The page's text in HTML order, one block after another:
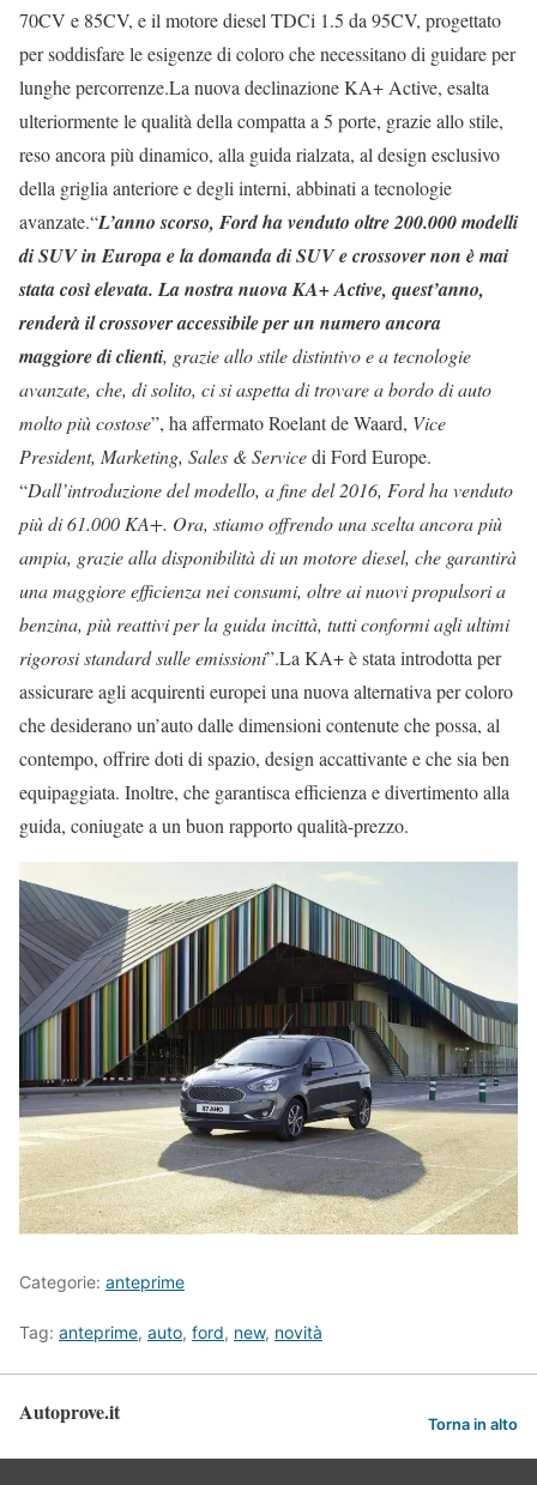
70CV e 85CV, e il motore diesel TDCi 1.5 da 95CV, progettato
per soddisfare le esigenze di coloro che necessitano di guidare per
lunghe percorrenze.La nuova declinazione KA+ Active, esalta
ulteriormente le qualità della compatta a 5 porte, grazie allo stile,
reso ancora più dinamico, alla guida rialzata, al design esclusivo
della griglia anteriore e degli interni, abbinati a tecnologie
avanzate.“L’anno scorso, Ford ha venduto oltre 200.000 modelli
di SUV in Europa e la domanda di SUV e crossover non è mai
stata così elevata. La nostra nuova KA+ Active, quest’anno,
renderà il crossover accessibile per un numero ancora
maggiore di clienti, grazie allo stile distintivo e a tecnologie
avanzate, che, di solito, ci si aspetta di trovare a bordo di auto
molto più costose”, ha affermato Roelant de Waard, Vice
President, Marketing, Sales & Servicedi Ford Europe.
“Dall’introduzione del modello, a fine del 2016, Ford ha venduto
più di 61.000 KA+. Ora, stiamo offrendo una scelta ancora più
ampia, grazie alla disponibilità di un motore diesel, che garantirà
una maggiore efficienza nei consumi, oltre ai nuovi propulsori a
benzina, più reattivi per la guida incittà, tutti conformi agli ultimi
rigorosi standard sulle emissioni”.La KA+ è stata introdotta per
assicurare agli acquirenti europei una nuova alternativa per coloro
che desiderano un’auto dalle dimensioni contenute che possa, al
contempo, offrire doti di spazio, design accattivante e che sia ben
equipaggiata. Inoltre, che garantisca efficienza e divertimento alla
guida, coniugate a un buon rapporto qualità-prezzo.
Categorie: anteprime
Tag: anteprime, auto, ford, new, novità
Autoprove.it Torna in alto